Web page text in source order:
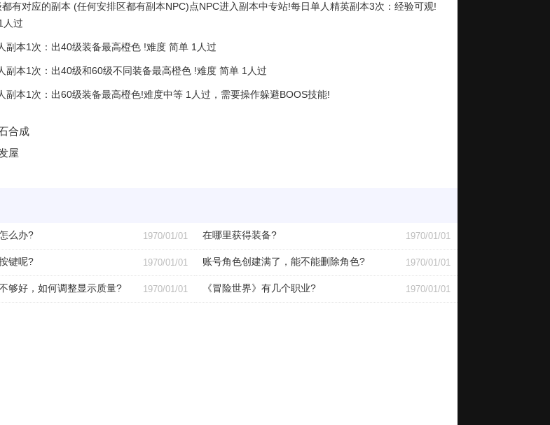
有对应的副本 (任何安排区都有副本NPC)点NPC进入副本中专站!每日单人精英副本3次：经验可观!
人过
副本1次：出40级装备最高橙色 !难度 简单 1人过
副本1次：出40级和60级不同装备最高橙色 !难度 简单 1人过
副本1次：出60级装备最高橙色!难度中等 1人过，需要操作躲避BOOS技能!
合成
屋
1970/01/01
么办? 1970/01/01
在哪里获得装备?
1970/01/01
键呢? 1970/01/01
账号角色创建满了，能不能删除角色?
1970/01/01
够好，如何调整显示质量? 1970/01/01
《冒险世界》有几个职业?